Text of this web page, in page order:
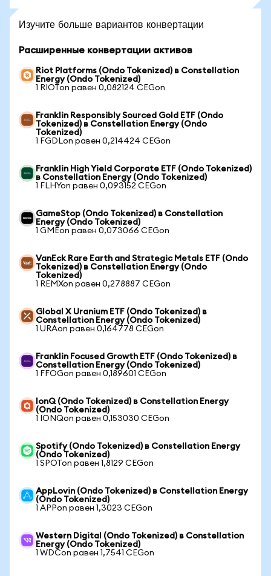
Изучите больше вариантов конвертации
Расширенные конвертации активов
Riot Platforms (Ondo Tokenized) в Constellation
Energy (Ondo Tokenized)
1 RIOTon равен 0,082124 CEGon
Franklin Responsibly Sourced Gold ETF (Ondo
Tokenized) в Constellation Energy (Ondo
Tokenized)
1 FGDLon равен 0,214424 CEGon
Franklin High Yield Corporate ETF (Ondo Tokenized)
в Constellation Energy (Ondo Tokenized)
1 FLHYon равен 0,093152 CEGon
GameStop (Ondo Tokenized) в Constellation
Energy (Ondo Tokenized)
1 GMEon равен 0,073066 CEGon
VanEck Rare Earth and Strategic Metals ETF (Ondo
Tokenized) в Constellation Energy (Ondo
Tokenized)
1 REMXon равен 0,278887 CEGon
Global X Uranium ETF (Ondo Tokenized) в
Constellation Energy (Ondo Tokenized)
1 URAon равен 0,164778 CEGon
Franklin Focused Growth ETF (Ondo Tokenized) в
Constellation Energy (Ondo Tokenized)
1 FFOGon равен 0,189601 CEGon
IonQ (Ondo Tokenized) в Constellation Energy
(Ondo Tokenized)
1 IONQon равен 0,153030 CEGon
Spotify (Ondo Tokenized) в Constellation Energy
(Ondo Tokenized)
1 SPOTon равен 1,8129 CEGon
AppLovin (Ondo Tokenized) в Constellation Energy
(Ondo Tokenized)
1 APPon равен 1,3023 CEGon
Western Digital (Ondo Tokenized) в Constellation
Energy (Ondo Tokenized)
1 WDCon равен 1,7541 CEGon